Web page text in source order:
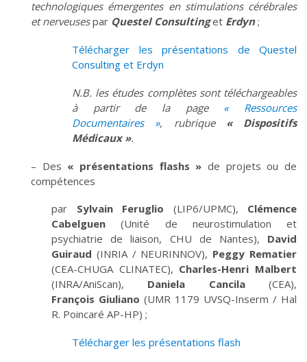
technologiques émergentes en stimulations cérébrales
et nerveusespar Questel Consultinget Erdyn;
Télécharger les présentations de Questel
Consulting et Erdyn
N.B. les études complètes sont téléchargeables
à partir de la page « Ressources
Documentaires », rubrique « Dispositifs
Médicaux ».
– Des « présentations flashs »de projets ou de
compétences
par Sylvain Feruglio (LIP6/UPMC), Clémence
Cabelguen (Unité de neurostimulation et
psychiatrie de liaison, CHU de Nantes), David
Guiraud (INRIA / NEURINNOV), Peggy Rematier
(CEA-CHUGA CLINATEC), Charles-Henri Malbert
(INRA/AniScan), Daniela Cancila(CEA),
François Giuliano (UMR 1179 UVSQ-Inserm / Hal
R. Poincaré AP-HP) ;
Télécharger les présentations flash